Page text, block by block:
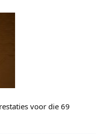
voor die 69